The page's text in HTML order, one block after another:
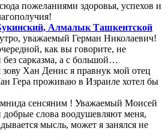
пожеланиями здоровья, успехов и
Алмалык Ташкентской
уважаемый Герман Николаевич!
как вы говорите, не
сарказма, а с большой…
Хан Денис я правнук мой отец
Гера проживаю в Израиле хотел бы
сенсяним ! Уважаемый Моисей
слова воодушевляют меня,
мысль, может я занялся не